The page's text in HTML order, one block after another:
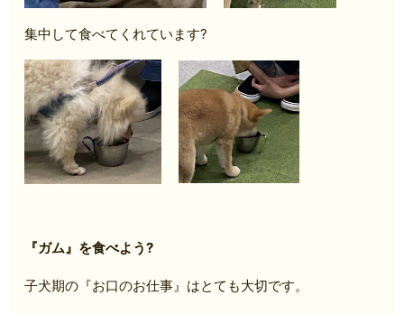
集中して食べてくれています?
『ガム』を食べよう?
子犬期の『お口のお仕事』はとても大切です。